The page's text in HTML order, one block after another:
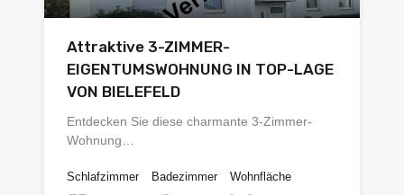
Attraktive 3-ZIMMER-
EIGENTUMSWOHNUNG IN TOP-LAGE
VON BIELEFELD
Entdecken Sie diese charmante 3-Zimmer-
Wohnung…
Schlafzimmer
Badezimmer
Wohnfläche